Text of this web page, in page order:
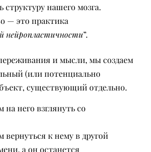
структуру нашего мозга.
— это практика
нейропластичности”.
и мысли, мы создаем
(или потенциально
существующий отдельно.
него взглянуть со
к нему в другой
а он останется